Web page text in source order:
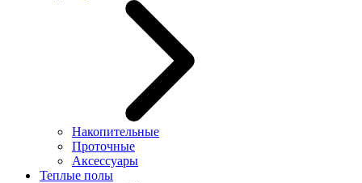
Накопительные
Проточные
Аксессуары
Теплые полы